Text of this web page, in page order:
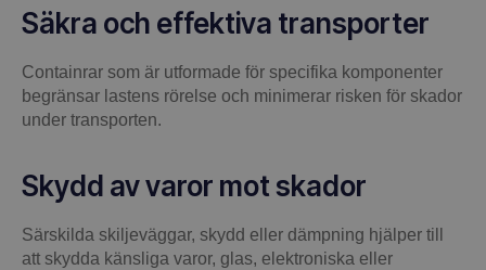
Säkra och effektiva transporter
Containrar som är utformade för specifika komponenter
begränsar lastens rörelse och minimerar risken för skador
under transporten.
Skydd av varor mot skador
Särskilda skiljeväggar, skydd eller dämpning hjälper till
att skydda känsliga varor, glas, elektroniska eller